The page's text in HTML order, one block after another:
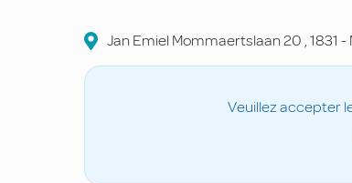
Jan Emiel Mommaertslaan20 ,1831 -
Veuillez accepter